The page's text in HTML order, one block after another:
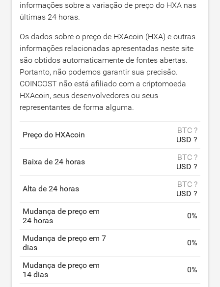
informações sobre a variação de preço do HXA nas
últimas 24 horas.
Os dados sobre o preço de HXAcoin (HXA) e outras
informações relacionadas apresentadas neste site
são obtidos automaticamente de fontes abertas.
Portanto, não podemos garantir sua precisão.
COINCOST não está afiliado com a criptomoeda
HXAcoin, seus desenvolvedores ou seus
representantes de forma alguma.
Preço do HXAcoin
BTC ?
USD ?
Baixa de 24 horas
BTC ?
USD ?
Alta de 24 horas
BTC ?
USD ?
Mudança de preço em
24 horas
0%
Mudança de preço em 7
dias
0%
Mudança de preço em
14 dias
0%